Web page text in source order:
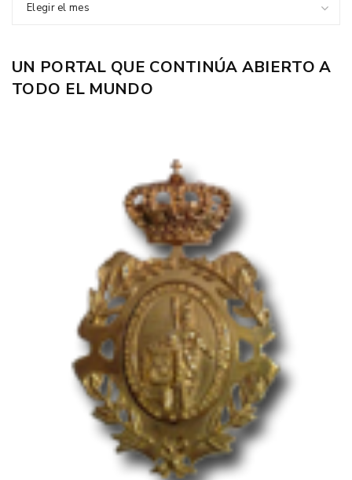
Elegir el mes
UN PORTAL QUE CONTINÚA ABIERTO A
TODO EL MUNDO